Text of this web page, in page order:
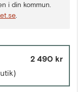
i din kommun.
2 490 kr